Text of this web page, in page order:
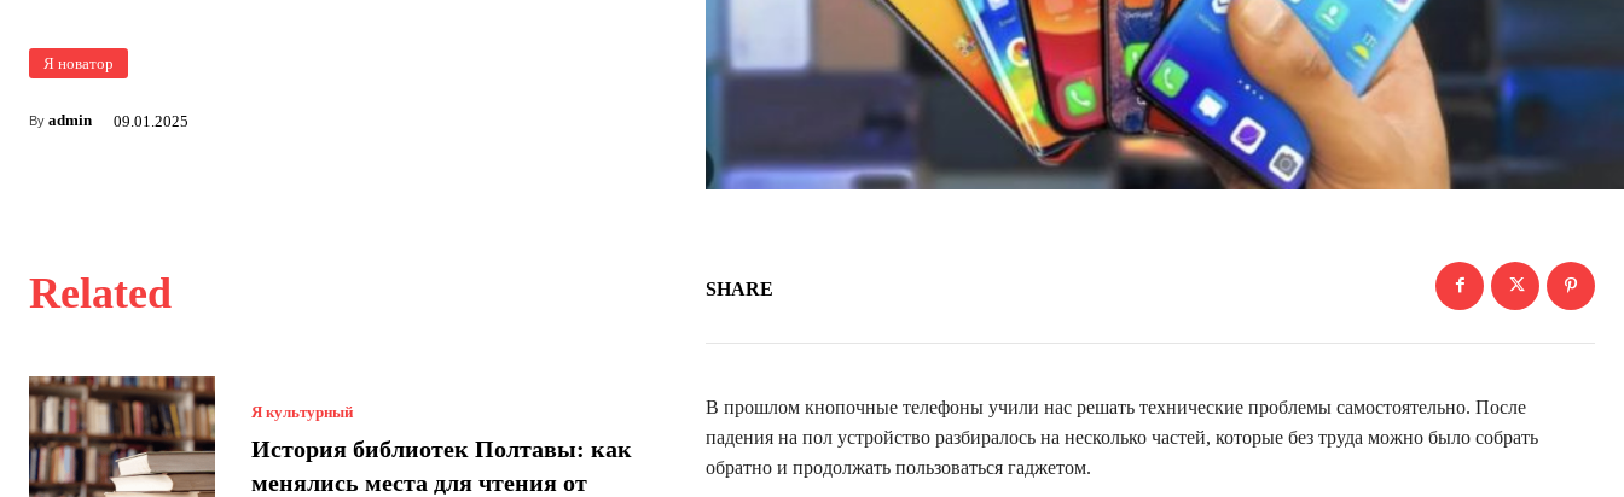
Я новатор
By admin 09.01.2025
Related
Я культурный
История библиотек Полтавы: как
менялись места для чтения от
SHARE
В прошлом кнопочные телефоны учили нас решать технические проблемы самостоятельно. После
падения на пол устройство разбиралось на несколько частей, которые без труда можно было собрать
обратно и продолжать пользоваться гаджетом.